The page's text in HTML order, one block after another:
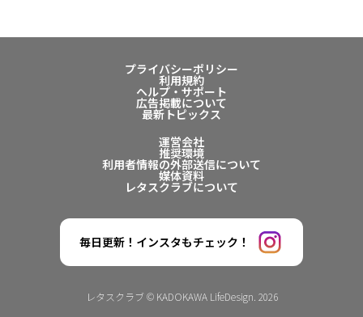
プライバシーポリシー
利用規約
ヘルプ・サポート
広告掲載について
最新トピックス
運営会社
推奨環境
利用者情報の外部送信について
媒体資料
レタスクラブについて
毎日更新！インスタもチェック！
レタスクラブ © KADOKAWA LifeDesign. 2026